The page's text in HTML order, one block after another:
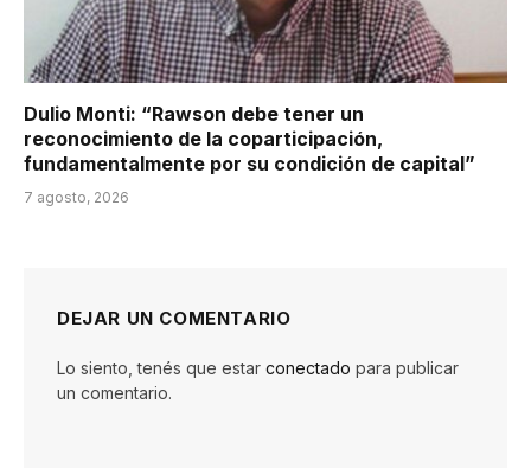
Dulio Monti: “Rawson debe tener un
reconocimiento de la coparticipación,
fundamentalmente por su condición de capital”
7 agosto, 2026
DEJAR UN COMENTARIO
Lo siento, tenés que estar conectado para publicar
un comentario.